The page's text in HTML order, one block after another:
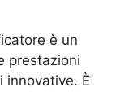
è un
prestazioni
innovative. È